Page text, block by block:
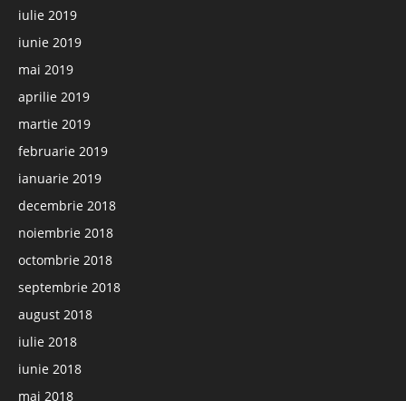
iulie 2019
iunie 2019
mai 2019
aprilie 2019
martie 2019
februarie 2019
ianuarie 2019
decembrie 2018
noiembrie 2018
octombrie 2018
septembrie 2018
august 2018
iulie 2018
iunie 2018
mai 2018